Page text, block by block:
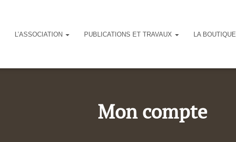
L’ASSOCIATION PUBLICATIONS ET TRAVAUX LA BOUTIQUE
Mon compte